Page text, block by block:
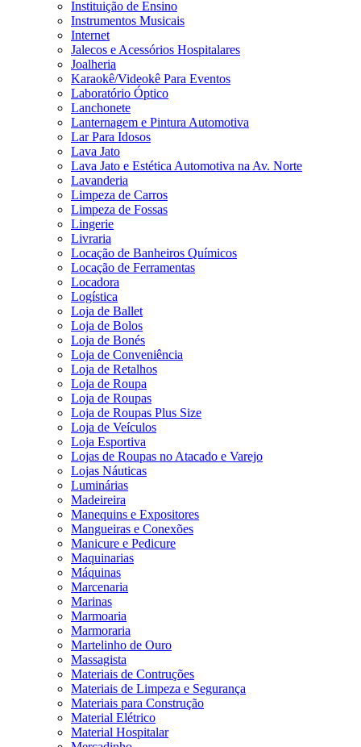
Instituição de Ensino
Instrumentos Musicais
Internet
Jalecos e Acessórios Hospitalares
Joalheria
Karaokê/Videokê Para Eventos
Laboratório Óptico
Lanchonete
Lanternagem e Pintura Automotiva
Lar Para Idosos
Lava Jato
Lava Jato e Estética Automotiva na Av. Norte
Lavanderia
Limpeza de Carros
Limpeza de Fossas
Lingerie
Livraria
Locação de Banheiros Químicos
Locação de Ferramentas
Locadora
Logística
Loja de Ballet
Loja de Bolos
Loja de Bonés
Loja de Conveniência
Loja de Retalhos
Loja de Roupa
Loja de Roupas
Loja de Roupas Plus Size
Loja de Veículos
Loja Esportiva
Lojas de Roupas no Atacado e Varejo
Lojas Náuticas
Luminárias
Madeireira
Manequins e Expositores
Mangueiras e Conexões
Manicure e Pedicure
Maquinarias
Máquinas
Marcenaria
Marinas
Marmoaria
Marmoraria
Martelinho de Ouro
Massagista
Materiais de Contruções
Materiais de Limpeza e Segurança
Materiais para Construção
Material Elétrico
Material Hospitalar